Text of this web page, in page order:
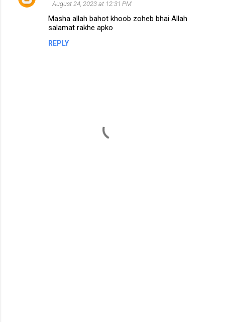
August 24, 2023 at 12:31 PM
Masha allah bahot khoob zoheb bhai Allah
salamat rakhe apko
REPLY